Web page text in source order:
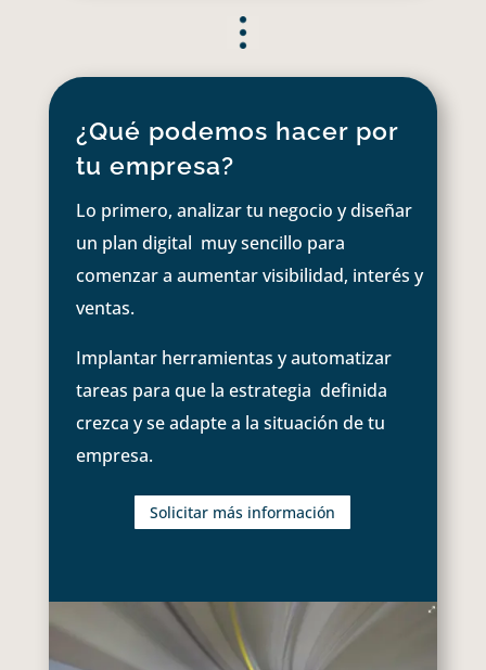
¿Qué podemos hacer por
tu empresa?
Lo primero, analizar tu negocio y diseñar
un plan digital muy sencillo para
comenzar a aumentar visibilidad, interés y
ventas.
Implantar herramientas y automatizar
tareas para que la estrategia definida
crezca y se adapte a la situación de tu
empresa.
Solicitar más información